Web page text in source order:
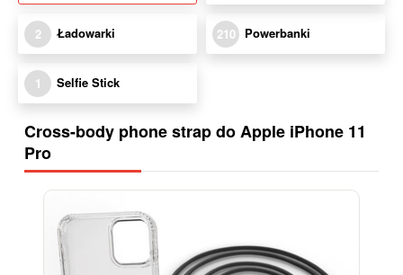
2 Ładowarki 210 Powerbanki
1 Selfie Stick
Cross-body phone strap do Apple iPhone 11
Pro